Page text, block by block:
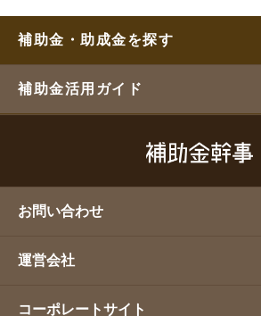
補助金・助成金を探す
補助金活用ガイド
お問い合わせ
運営会社
コーポレートサイト